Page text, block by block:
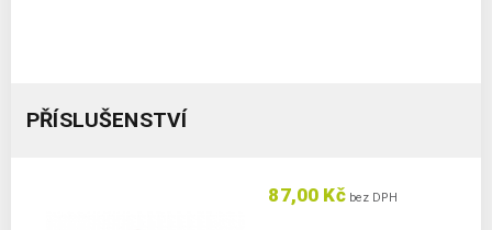
PŘÍSLUŠENSTVÍ
87,00 Kčbez DPH